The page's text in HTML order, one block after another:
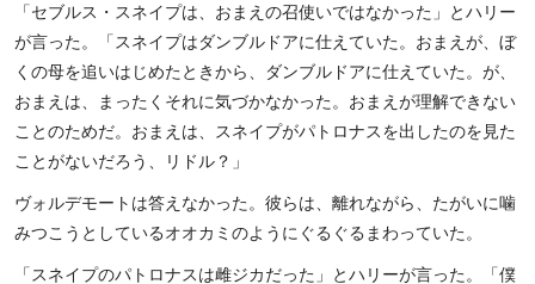
「セブルス・スネイプは、おまえの召使いではなかった」とハリー
が言った。「スネイプはダンブルドアに仕えていた。おまえが、ぼ
くの母を追いはじめたときから、ダンブルドアに仕えていた。が、
おまえは、まったくそれに気づかなかった。おまえが理解できない
ことのためだ。おまえは、スネイプがパトロナスを出したのを見た
ことがないだろう、リドル？」
ヴォルデモートは答えなかった。彼らは、離れながら、たがいに噛
みつこうとしているオオカミのようにぐるぐるまわっていた。
「スネイプのパトロナスは雌ジカだった」とハリーが言った。「僕